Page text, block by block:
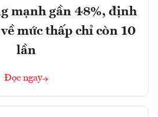
mạnh gần 48%, định
mức thấp chỉ còn 10
lần
Đọc ngay